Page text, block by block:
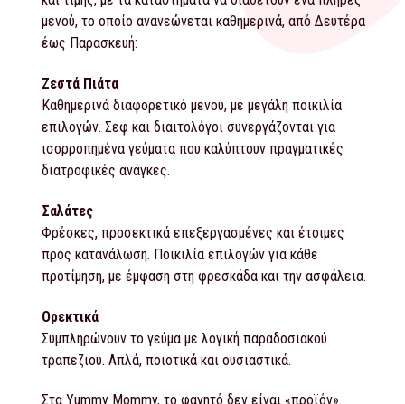
μενού, το οποίο ανανεώνεται καθημερινά, από Δευτέρα
έως Παρασκευή:
Ζεστά Πιάτα
Καθημερινά διαφορετικό μενού, με μεγάλη ποικιλία
επιλογών. Σεφ και διαιτολόγοι συνεργάζονται για
ισορροπημένα γεύματα που καλύπτουν πραγματικές
διατροφικές ανάγκες.
Σαλάτες
Φρέσκες, προσεκτικά επεξεργασμένες και έτοιμες
προς κατανάλωση. Ποικιλία επιλογών για κάθε
προτίμηση, με έμφαση στη φρεσκάδα και την ασφάλεια.
Ορεκτικά
Συμπληρώνουν το γεύμα με λογική παραδοσιακού
τραπεζιού. Απλά, ποιοτικά και ουσιαστικά.
Στα Yummy Mommy, το φαγητό δεν είναι «προϊόν».